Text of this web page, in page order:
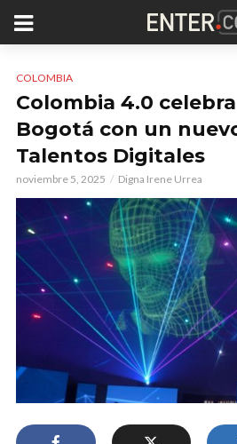
COLOMBIA
Colombia 4.0 celebra
Bogotá con un
Talentos Digitales
noviembre 5, 2025 Digna Irene Urrea